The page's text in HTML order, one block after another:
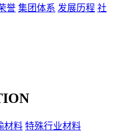
誉 集团体系 发展历程 社
材料 特殊行业材料